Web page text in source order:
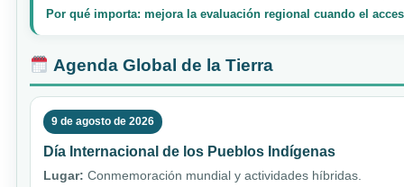
Por qué importa: mejora la evaluación regional cuando el
Agenda Global de la Tierra
9 de agosto de 2026
Día Internacional de los Pueblos Indígenas
Lugar: Conmemoración mundial y actividades híbridas.